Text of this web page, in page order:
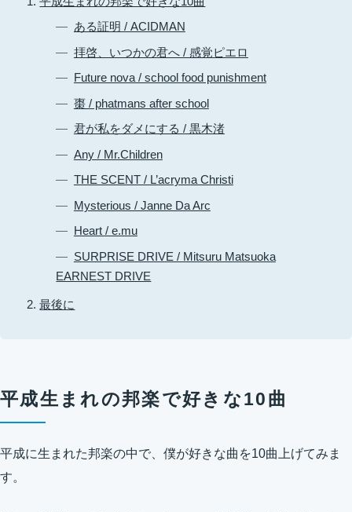
ある証明 / ACIDMAN
拝啓、いつかの君へ / 感覚ピエロ
Future nova / school food punishment
棗 / phatmans after school
君が私をダメにする / 黒木渚
Any / Mr.Children
THE SCENT / L’acryma Christi
Mysterious / Janne Da Arc
Heart / e.mu
SURPRISE DRIVE / Mitsuru Matsuoka
EARNEST DRIVE
最後に
平成生まれの邦楽で好きな10曲
平成に生まれた邦楽の中で、僕が好きな曲を10曲上げてみま
す。